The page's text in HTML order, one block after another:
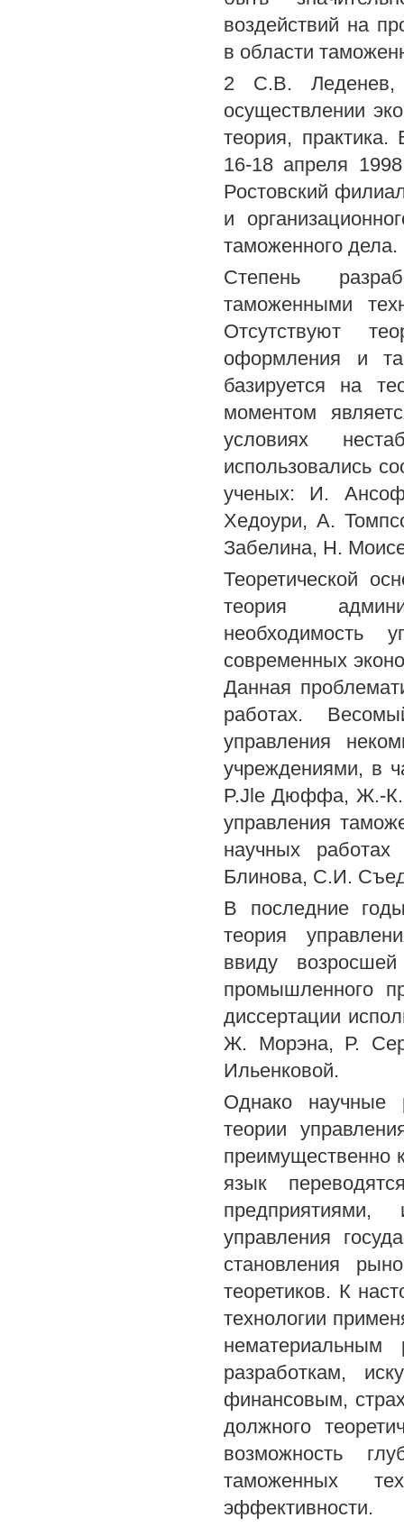
воздействий на
в области
2 С.В.
осуществлении
теория,
16-18 апреля
Ростовский
и
таможенного дела.
Степень
таможенными
Отсутствуют
оформления и
базируется на
моментом
условиях
использовались
ученых: И.
Хедоури, А.
Забелина, Н.
Теоретической
теория
необходимость
современных
Данная
работах.
управления
учреждениями, в
P.Jle Дюффа, Ж.-К.
управления
научных
Блинова, С.И.
В последние
теория
ввиду
промышленного
диссертации
Ж. Морэна, Р.
Ильенковой.
Однако научные
теории
преимущественно
язык
управления
становления
теоретиков. К
технологии
разработкам,
финансовым,
должного
возможность
таможенных
эффективности.